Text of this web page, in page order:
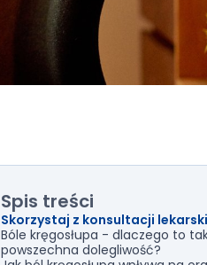
Spis treści
Skorzystaj z konsultacji
Bóle kręgosłupa - dlaczego to
powszechna dolegliwość?